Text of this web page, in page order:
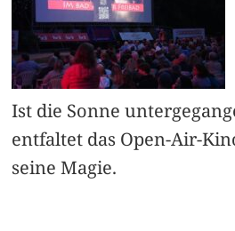
Ist die Sonne
entfaltet das Open-Air-
seine Magie.